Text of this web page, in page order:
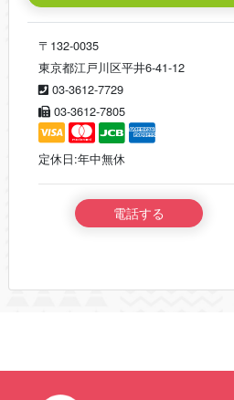
〒132-0035
東京都江戸川区平井6-41-12
03-3612-7729
03-3612-7805
定休日:年中無休
電話する